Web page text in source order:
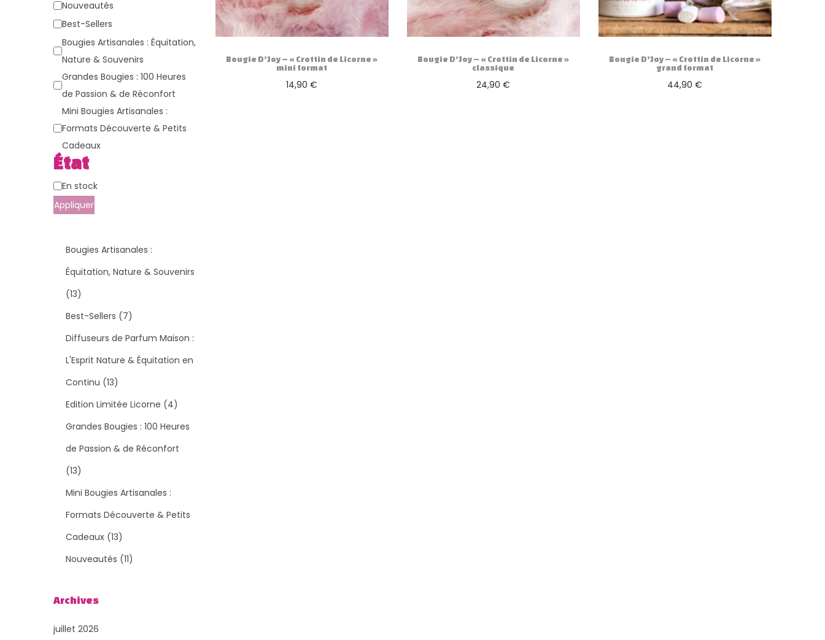
g
a
i
n
n
u
Bougie D’Joy – « Crottin de Licorne »
mini format
14,90€
Bougie D’Joy – « Crottin de Licorne »
classique
24,90€
Bougie D’Joy – « Crottin de Licorne »
grand format
44,90€
a
t
g
r
e
Nouveautés
Best-Sellers
Bougies Artisanales : Équitation,
Nature & Souvenirs
Grandes Bougies : 100 Heures
de Passion & de Réconfort
Mini Bougies Artisanales :
Formats Découverte & Petits
Cadeaux
État
É
t
En stock
Appliquer
Bougies Artisanales :
Équitation, Nature & Souvenirs
131
3
p
r
o
d
u
t
s
Best-Sellers 77
p
r
d
u
i
s
Diffuseurs de Parfum Maison :
L'Esprit Nature & Équitation en
Continu 131
3
p
r
d
u
i
t
Edition Limitée Licorne 44
p
r
u
Grandes Bougies : 100 Heures
de Passion & de Réconfort
131
3
p
r
o
u
Mini Bougies Artisanales :
Formats Découverte & Petits
Cadeaux 131
3
Nouveautés 111
Archives
juillet 2026